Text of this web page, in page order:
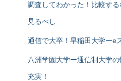
調査してわかった！比較す
見るべし
通信で大卒！早稲田大学ーe
八洲学園大学ー通信制大学
充実！